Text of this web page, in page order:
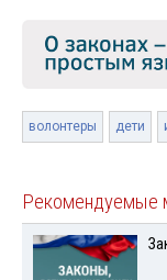
волонтеры дети
Рекомендуемые